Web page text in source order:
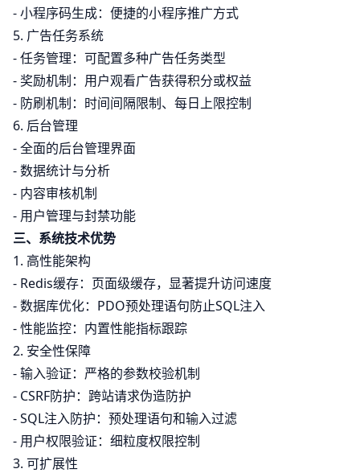
- 小程序码生成：便捷的小程序推广方式
5. 广告任务系统
- 任务管理：可配置多种广告任务类型
- 奖励机制：用户观看广告获得积分或权益
- 防刷机制：时间间隔限制、每日上限控制
6. 后台管理
- 全面的后台管理界面
- 数据统计与分析
- 内容审核机制
- 用户管理与封禁功能
三、系统技术优势
1. 高性能架构
- Redis缓存：页面级缓存，显著提升访问速度
- 数据库优化：PDO预处理语句防止SQL注入
- 性能监控：内置性能指标跟踪
2. 安全性保障
- 输入验证：严格的参数校验机制
- CSRF防护：跨站请求伪造防护
- SQL注入防护：预处理语句和输入过滤
- 用户权限验证：细粒度权限控制
3. 可扩展性